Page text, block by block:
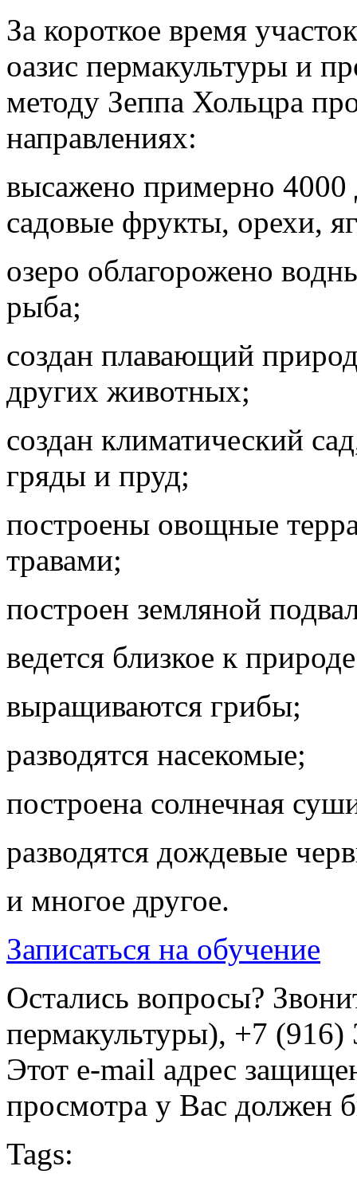
За короткое время
оазис пермакультуры и
методу Зеппа Хольцра
направлениях:
высажено примерно 4000
садовые фрукты, орехи,
озеро облагорожено
рыба;
создан плавающий
других животных;
создан климатический
гряды и пруд;
построены овощные
травами;
построен земляной
ведется близкое к
выращиваются грибы;
разводятся насекомые;
построена солнечная
разводятся дождевые
и многое другое.
Записаться на обучение
Остались вопросы?
пермакультуры), +7
Этот e-mail адрес
просмотра у Вас должен
Tags: